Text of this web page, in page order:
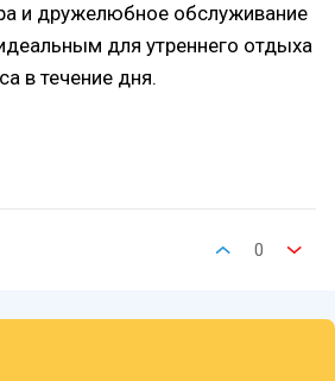
и дружелюбное обслуживание
для утреннего отдыха
в течение дня.
0